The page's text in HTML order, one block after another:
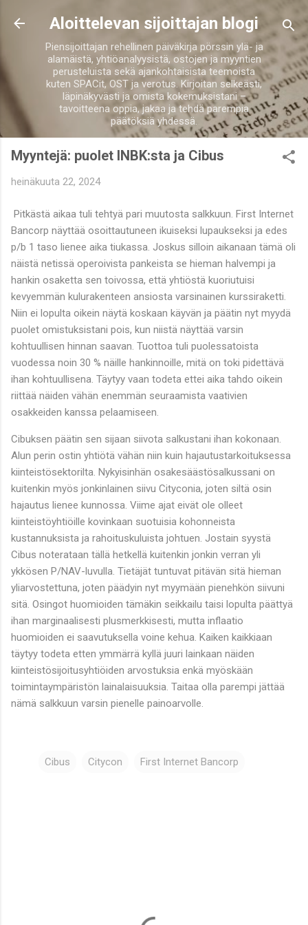
Siirry pääsisältöön
Aloittelevan sijoittajan blogi
Piensijoittajan rehellinen päiväkirja pörssin ylä- ja
alamäistä, yhtiöanalyysistä, ostojen ja myyntien
perusteluista sekä ajankohtaisista teemoista
kuten SPACit, OST ja verotus. Kirjoitan selkeästi,
läpinäkyvästi ja omista kokemuksistani –
tavoitteena oppia, jakaa ja tehdä parempia
päätöksiä yhdessä.
Myyntejä: puolet INBK:sta ja Cibus
heinäkuuta 22, 2024
Pitkästä aikaa tuli tehtyä pari muutosta salkkuun. First Internet
Bancorp näyttää osoittautuneen ikuiseksi lupaukseksi ja edes
p/b 1 taso lienee aika tiukassa. Joskus silloin aikanaan tämä oli
näistä netissä operoivista pankeista se hieman halvempi ja
hankin osaketta sen toivossa, että yhtiöstä kuoriutuisi
kevyemmän kulurakenteen ansiosta varsinainen kurssiraketti.
Niin ei lopulta oikein näytä koskaan käyvän ja päätin nyt myydä
puolet omistuksistani pois, kun niistä näyttää varsin
kohtuullisen hinnan saavan. Tuottoa tuli puolessatoista
vuodessa noin 30 % näille hankinnoille, mitä on toki pidettävä
ihan kohtuullisena. Täytyy vaan todeta ettei aika tahdo oikein
riittää näiden vähän enemmän seuraamista vaativien
osakkeiden kanssa pelaamiseen.
Cibuksen päätin sen sijaan siivota salkustani ihan kokonaan.
Alun perin ostin yhtiötä vähän niin kuin hajautustarkoituksessa
kiinteistösektorilta. Nykyisinhän osakesäästösalkussani on
kuitenkin myös jonkinlainen siivu Cityconia, joten siltä osin
hajautus lienee kunnossa. Viime ajat eivät ole olleet
kiinteistöyhtiöille kovinkaan suotuisia kohonneista
kustannuksista ja rahoituskuluista johtuen. Jostain syystä
Cibus noterataan tällä hetkellä kuitenkin jonkin verran yli
ykkösen P/NAV-luvulla. Tietäjät tuntuvat pitävän sitä hieman
yliarvostettuna, joten päädyin nyt myymään pienehkön siivuni
sitä. Osingot huomioiden tämäkin seikkailu taisi lopulta päättyä
ihan marginaalisesti plusmerkkisesti, mutta inflaatio
huomioiden ei saavutuksella voine kehua. Kaiken kaikkiaan
täytyy todeta etten ymmärrä kyllä juuri lainkaan näiden
kiinteistösijoitusyhtiöiden arvostuksia enkä myöskään
toimintaympäristön lainalaisuuksia. Taitaa olla parempi jättää
nämä salkkuun varsin pienelle painoarvolle.
Cibus Citycon First Internet Bancorp